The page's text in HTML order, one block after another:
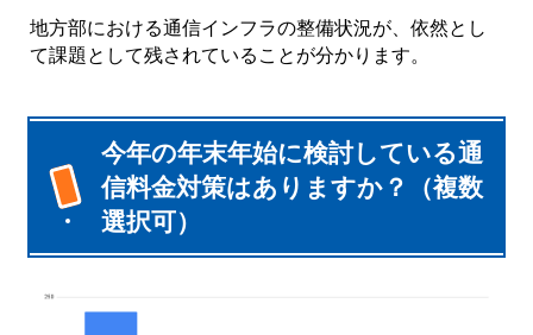
地方部における通信インフラの整備状況が、依然とし
て課題として残されていることが分かります。
今年の年末年始に検討している通
信料金対策はありますか？（複数
選択可）